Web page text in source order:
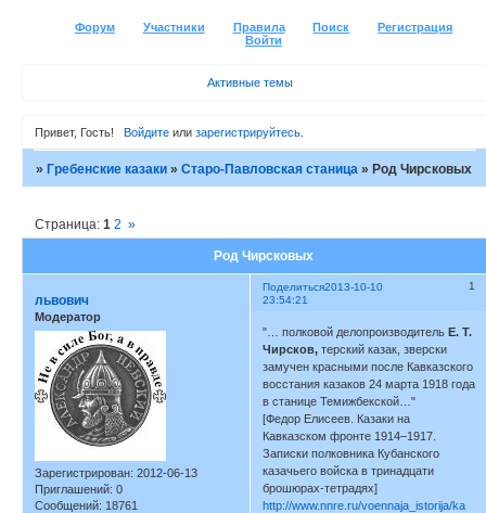
Форум Участники Правила Поиск
Регистрация
Войти
Активные темы
Привет, Гость! Войдитеили зарегистрируйтесь.
»Гребенские казаки »Старо-Павловская станица »Род Чирсковых
Род Чирсковых
Страница:1 2 »
Поделиться 1
2013-10-10
23:54:21
львович
Модератор
Зарегистрирован: 2012-06-13
Приглашений: 0
Сообщений: 18761
"… полковой делопроизводительЕ. Т.
Чирсков, терский казак, зверски
замучен красными после Кавказского
восстания казаков 24 марта 1918 года
в станице Темижбекской…"
[Федор Елисеев. Казаки на
Кавказском фронте 1914–1917.
Записки полковника Кубанского
казачьего войска в тринадцати
брошюрах-тетрадях]
http://www.nnre.ru/voennaja_istorija/ka